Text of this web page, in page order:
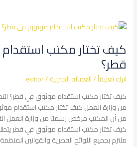
كيف تختار مكتب
قطر؟
اترك تعليقاً/العمالة المنزلية/
editor
كيف تختار مكتب استقدام موثوق في قطر؟
من وزارة العمل كيف تختار مكتب استقدام
من أن المكتب مرخص رسميًا من وزارة العمل
كيف تختار مكتب استقدام موثوق في قطر
ملتزم بجميع اللوائح القطرية والقوانين
كيف
مكتب
استقدام
موثوق
في
قطر؟